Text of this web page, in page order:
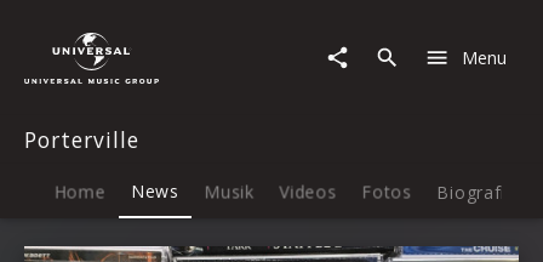
Menu
Porterville
Home News Musik Videos Fotos Biografie